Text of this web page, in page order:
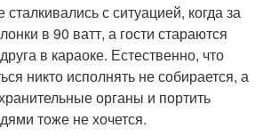
с ситуацией, когда за
в 90 ватт, а гости стараются
в караоке. Естественно, что
никто исполнять не собирается, а
органы и портить
тоже не хочется.